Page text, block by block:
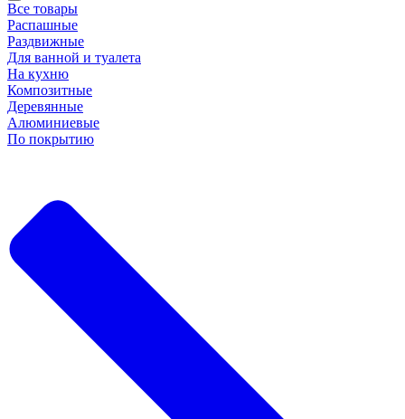
Все товары
Распашные
Раздвижные
Для ванной и туалета
На кухню
Композитные
Деревянные
Алюминиевые
По покрытию